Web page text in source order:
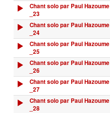
Chant solo par Paul Hazoume
_23
Chant solo par Paul Hazoume
_24
Chant solo par Paul Hazoume
_25
Chant solo par Paul Hazoume
_26
Chant solo par Paul Hazoume
_27
Chant solo par Paul Hazoume
_28